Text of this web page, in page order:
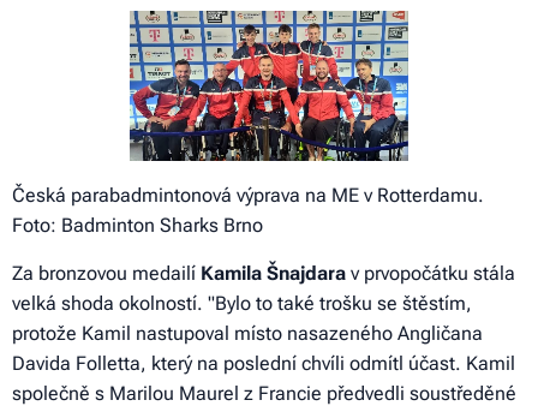
Česká parabadmintonová výprava na ME v Rotterdamu.
Foto: Badminton Sharks Brno
Za bronzovou medailí Kamila Šnajdara v prvopočátku stála
velká shoda okolností. "Bylo to také trošku se štěstím,
protože Kamil nastupoval místo nasazeného Angličana
Davida Folletta, který na poslední chvíli odmítl účast. Kamil
společně s Marilou Maurel z Francie předvedli soustředěné